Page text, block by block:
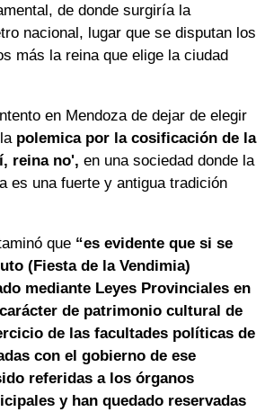
de donde surgiría la
nacional, lugar que se disputan los
más la reina que elige la ciudad
en Mendoza de dejar de elegir
polemica por la cosificación de la
reina no', en una sociedad donde la
es una fuerte y antigua tradición
que “es evidente que si se
(Fiesta de la Vendimia)
mediante Leyes Provinciales en
de patrimonio cultural de
de las facultades políticas de
con el gobierno de ese
referidas a los órganos
y han quedado reservadas